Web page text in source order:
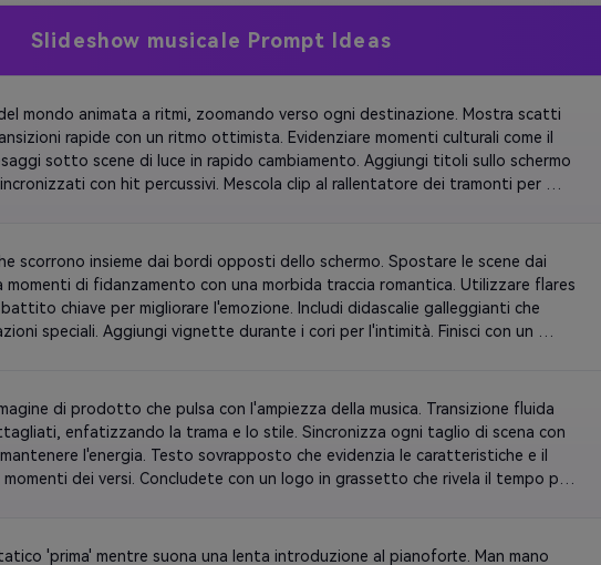
Slideshow musicale Prompt Ideas
mondo animata a ritmi, zoomando verso ogni destinazione. Mostra scatti
rapide con un ritmo ottimista. Evidenziare momenti culturali come il
sotto scene di luce in rapido cambiamento. Aggiungi titoli sullo schermo
con hit percussivi. Mescola clip al rallentatore dei tramonti per
scorrono insieme dai bordi opposti dello schermo. Spostare le scene dai
momenti di fidanzamento con una morbida traccia romantica. Utilizzare flares
chiave per migliorare l'emozione. Includi didascalie galleggianti che
speciali. Aggiungi vignette durante i cori per l'intimità. Finisci con un
di prodotto che pulsa con l'ampiezza della musica. Transizione fluida
enfatizzando la trama e lo stile. Sincronizza ogni taglio di scena con
l'energia. Testo sovrapposto che evidenzia le caratteristiche e il
momenti dei versi. Concludete con un logo in grassetto che rivela il tempo per
'prima' mentre suona una lenta introduzione al pianoforte. Man mano